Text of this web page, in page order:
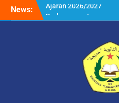
News:
Rangkuman MATAMUDA
2026: Enam Hari Penuh
Baru MTs Khadijah
Daftar Ulang SPMB
Khadijah Malang
Ajaran 2026/2027
Berlangsung Lancar